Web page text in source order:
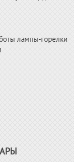
лампы-горелки